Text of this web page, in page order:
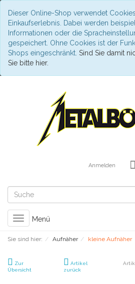
Dieser Online-Shop verwendet
Einkaufserlebnis. Dabei werden
Informationen oder die
gespeichert. Ohne Cookies ist der
Shops eingeschränkt. Sind Sie damit
Sie bitte hier.
Anmelden
Toggle
navigation
Menü
Sie sind hier: Aufnäher kleine Aufnäher
Zur
Übersicht
Artikel
zurück